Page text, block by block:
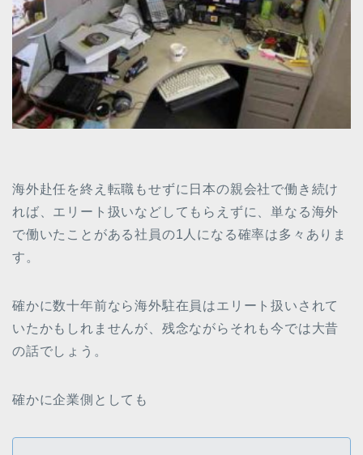
海外赴任を終え転職もせずに日本の親会社で働き続け
れば、エリート扱いなどしてもらえずに、単なる海外
で働いたことがある社員の1人になる確率は多々ありま
す。
確かに数十年前なら海外駐在員はエリート扱いされて
いたかもしれませんが、残念ながらそれも今では大昔
の話でしょう。
確かに企業側としても